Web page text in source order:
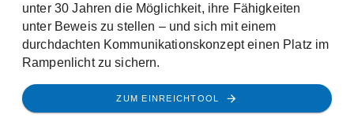
unter 30 Jahren die Möglichkeit, ihre Fähigkeiten
unter Beweis zu stellen – und sich mit einem
durchdachten Kommunikationskonzept einen Platz im
Rampenlicht zu sichern.
ZUM EINREICHTOOL